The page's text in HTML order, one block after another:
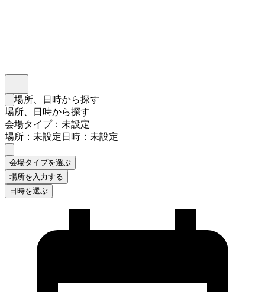
検索フォームを閉じる
場所、日時から探す
場所、日時から探す
会場タイプ：未設定
場所：未設定日時：未設定
会場タイプを選ぶ
場所を入力する
日時を選ぶ